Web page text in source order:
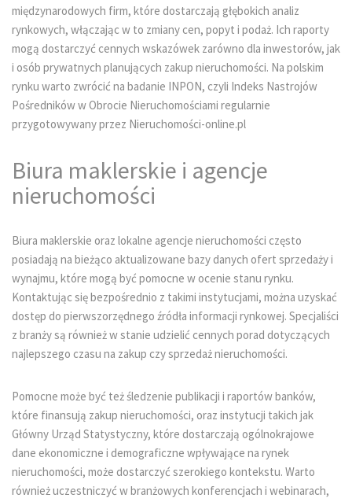
międzynarodowych firm, które dostarczają głębokich analiz
rynkowych, włączając w to zmiany cen, popyt i podaż. Ich raporty
mogą dostarczyć cennych wskazówek zarówno dla inwestorów, jak
i osób prywatnych planujących zakup nieruchomości. Na polskim
rynku warto zwrócić na badanie INPON, czyli Indeks Nastrojów
Pośredników w Obrocie Nieruchomościami regularnie
przygotowywany przez Nieruchomości-online.pl
Biura maklerskie i agencje
nieruchomości
Biura maklerskie oraz lokalne agencje nieruchomości często
posiadają na bieżąco aktualizowane bazy danych ofert sprzedaży i
wynajmu, które mogą być pomocne w ocenie stanu rynku.
Kontaktując się bezpośrednio z takimi instytucjami, można uzyskać
dostęp do pierwszorzędnego źródła informacji rynkowej. Specjaliści
z branży są również w stanie udzielić cennych porad dotyczących
najlepszego czasu na zakup czy sprzedaż nieruchomości.
Pomocne może być też śledzenie publikacji i raportów banków,
które finansują zakup nieruchomości, oraz instytucji takich jak
Główny Urząd Statystyczny, które dostarczają ogólnokrajowe
dane ekonomiczne i demograficzne wpływające na rynek
nieruchomości, może dostarczyć szerokiego kontekstu. Warto
również uczestniczyć w branżowych konferencjach i webinarach,